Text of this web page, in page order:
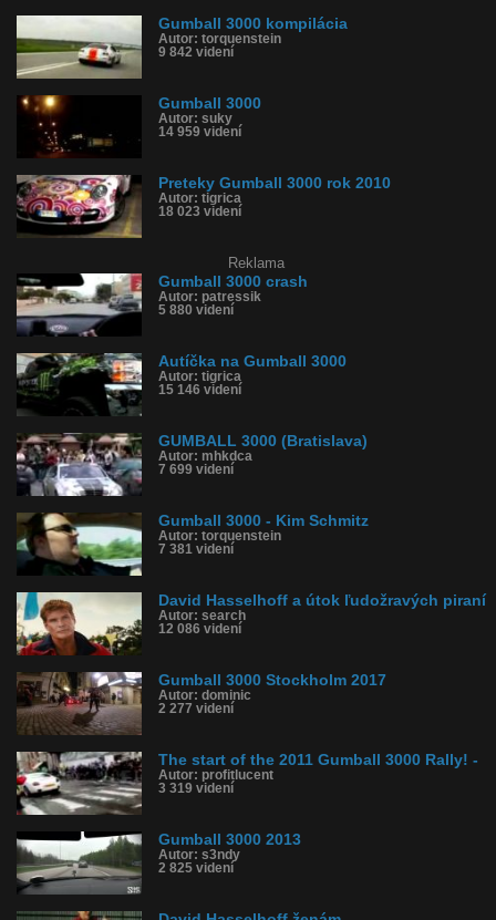
Kategória: ľudia
Tagy: david hasselhoff, 2013, gumball 3000
História sledovanosti videa:
Gumball 3000 kompilácia
Autor: torquenstein
9 842 videní
Gumball 3000
Autor: suky
14 959 videní
Preteky Gumball 3000 rok 2010
Autor: tigrica
18 023 videní
Reklama
Gumball 3000 crash
Autor: patressik
5 880 videní
Autíčka na Gumball 3000
Autor: tigrica
15 146 videní
GUMBALL 3000 (Bratislava)
Autor: mhkdca
7 699 videní
Gumball 3000 - Kim Schmitz
Autor: torquenstein
7 381 videní
David Hasselhoff a útok ľudožravých piraní
Autor: search
12 086 videní
Gumball 3000 Stockholm 2017
Autor: dominic
2 277 videní
The start of the 2011 Gumball 3000 Rally! -
Autor: profitlucent
3 319 videní
Gumball 3000 2013
Autor: s3ndy
2 825 videní